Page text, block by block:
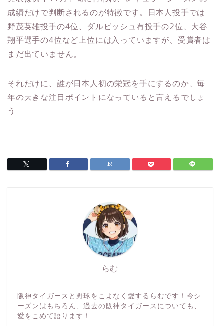
成績だけで判断されるのが特徴です。日本人投手では
野茂英雄投手の4位、ダルビッシュ有投手の2位、大谷
翔平選手の4位など上位には入っていますが、受賞者は
まだ出ていません。
それだけに、誰が日本人初の栄冠を手にするのか、毎
年の大きな注目ポイントになっていると言えるでしょ
う
らむ
阪神タイガースと野球をこよなく愛するらむです！今シ
ーズンはもちろん、過去の阪神タイガースについても、
愛をこめて語ります！